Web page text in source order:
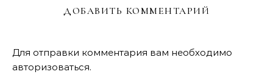
ДОБАВИТЬ КОММЕНТАРИЙ
Для отправки комментария вам необходимо
авторизоваться.